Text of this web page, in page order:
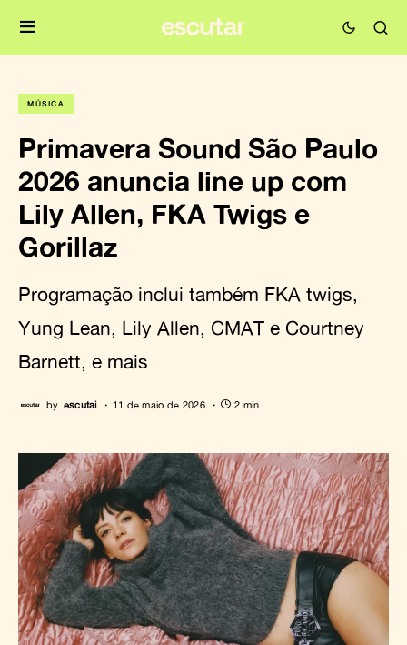
MÚSICA
Primavera Sound São Paulo
2026 anuncia line up com
Lily Allen, FKA Twigs e
Gorillaz
Programação inclui também FKA twigs,
Yung Lean, Lily Allen, CMAT e Courtney
Barnett, e mais
by escutai 11 de maio de 2026 2 min